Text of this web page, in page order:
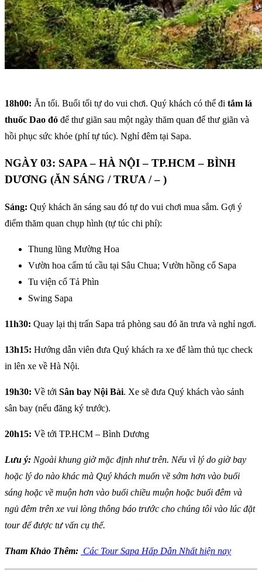
18h00: Ăn tối. Buổi tối tự do vui chơi. Quý khách có thể đi tắm lá
thuốc Dao đỏ để thư giãn sau một ngày thăm quan để thư giãn và
hồi phục sức khỏe (phí tự túc). Nghỉ đêm tại Sapa.
NGÀY 03: SAPA – HÀ NỘI – TP.HCM – BÌNH
DƯƠNG (ĂN SÁNG / TRƯA / – )
Sáng: Quý khách ăn sáng sau đó tự do vui chơi mua sắm. Gợi ý
điểm thăm quan chụp hình (tự túc chi phí):
Thung lũng Mường Hoa
Vườn hoa cẩm tú cầu tại Sâu Chua; Vườn hồng cổ Sapa
Tu viện cổ Tả Phìn
Swing Sapa
11h30: Quay lại thị trấn Sapa trả phòng sau đó ăn trưa và nghỉ ngơi.
13h15: Hướng dẫn viên đưa Quý khách ra xe để làm thủ tục check
in lên xe về Hà Nội.
19h30: Về tới Sân bay Nội Bài. Xe sẽ đưa Quý khách vào sảnh
sân bay (nếu đăng ký trước).
20h15: Về tới TP.HCM – Bình Dương
Lưu ý: Ngoài khung giờ mặc định như trên. Nếu vì lý do giờ bay
hoặc lý do nào khác mà Quý khách muốn về sớm hơn vào buổi
sáng hoặc về muộn hơn vào buổi chiều muộn hoặc buổi đêm và
ngủ đêm trên xe vui lòng thông báo trước cho chúng tôi vào lúc đặt
tour để được tư vấn cụ thể.
Tham Khảo Thêm: Các Tour Sapa Hấp Dẫn Nhất hiện nay